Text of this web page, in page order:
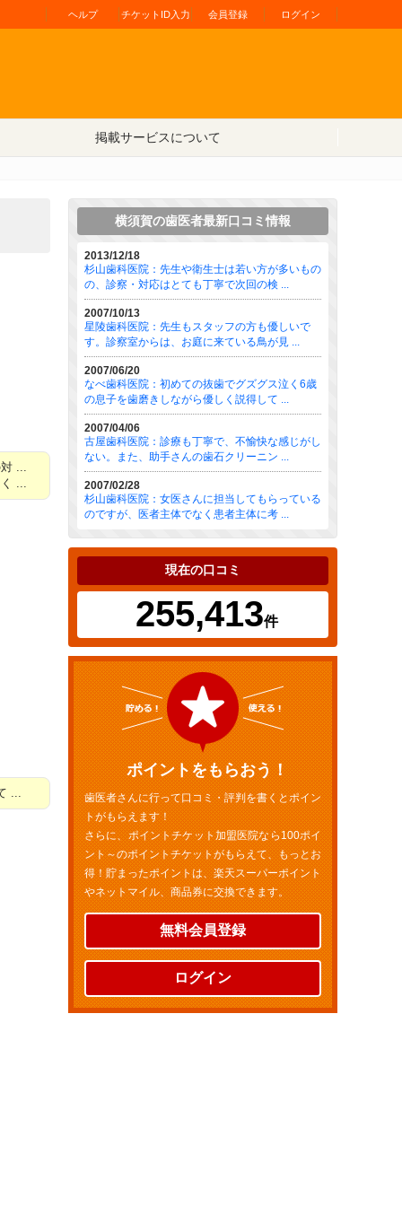
ヘルプ チケットID入力 会員登録 ログイン
掲載サービスについて
...
...
...
横須賀の歯医者最新口コミ情報
2013/12/18
杉山歯科医院：先生や衛生士は若い方が多いもの
の、診察・対応はとても丁寧で次回の検 ...
2007/10/13
星陵歯科医院：先生もスタッフの方も優しいで
す。診察室からは、お庭に来ている鳥が見 ...
2007/06/20
なべ歯科医院：初めての抜歯でグズグス泣く6歳
の息子を歯磨きしながら優しく説得して ...
2007/04/06
古屋歯科医院：診療も丁寧で、不愉快な感じがし
ない。また、助手さんの歯石クリーニン ...
2007/02/28
杉山歯科医院：女医さんに担当してもらっている
のですが、医者主体でなく患者主体に考 ...
現在の口コミ
255,413件
ポイントをもらおう！
歯医者さんに行って口コミ・評判を書くとポイン
トがもらえます！
さらに、ポイントチケット加盟医院なら100ポイ
ント～のポイントチケットがもらえて、もっとお
得！貯まったポイントは、楽天スーパーポイント
やネットマイル、商品券に交換できます。
無料会員登録
ログイン